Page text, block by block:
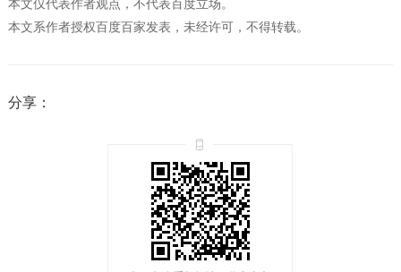
本文系作者授权百度百家发表，未经许可，不得转载。
分享：